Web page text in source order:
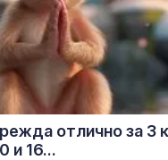
отлично за 3
и 16...